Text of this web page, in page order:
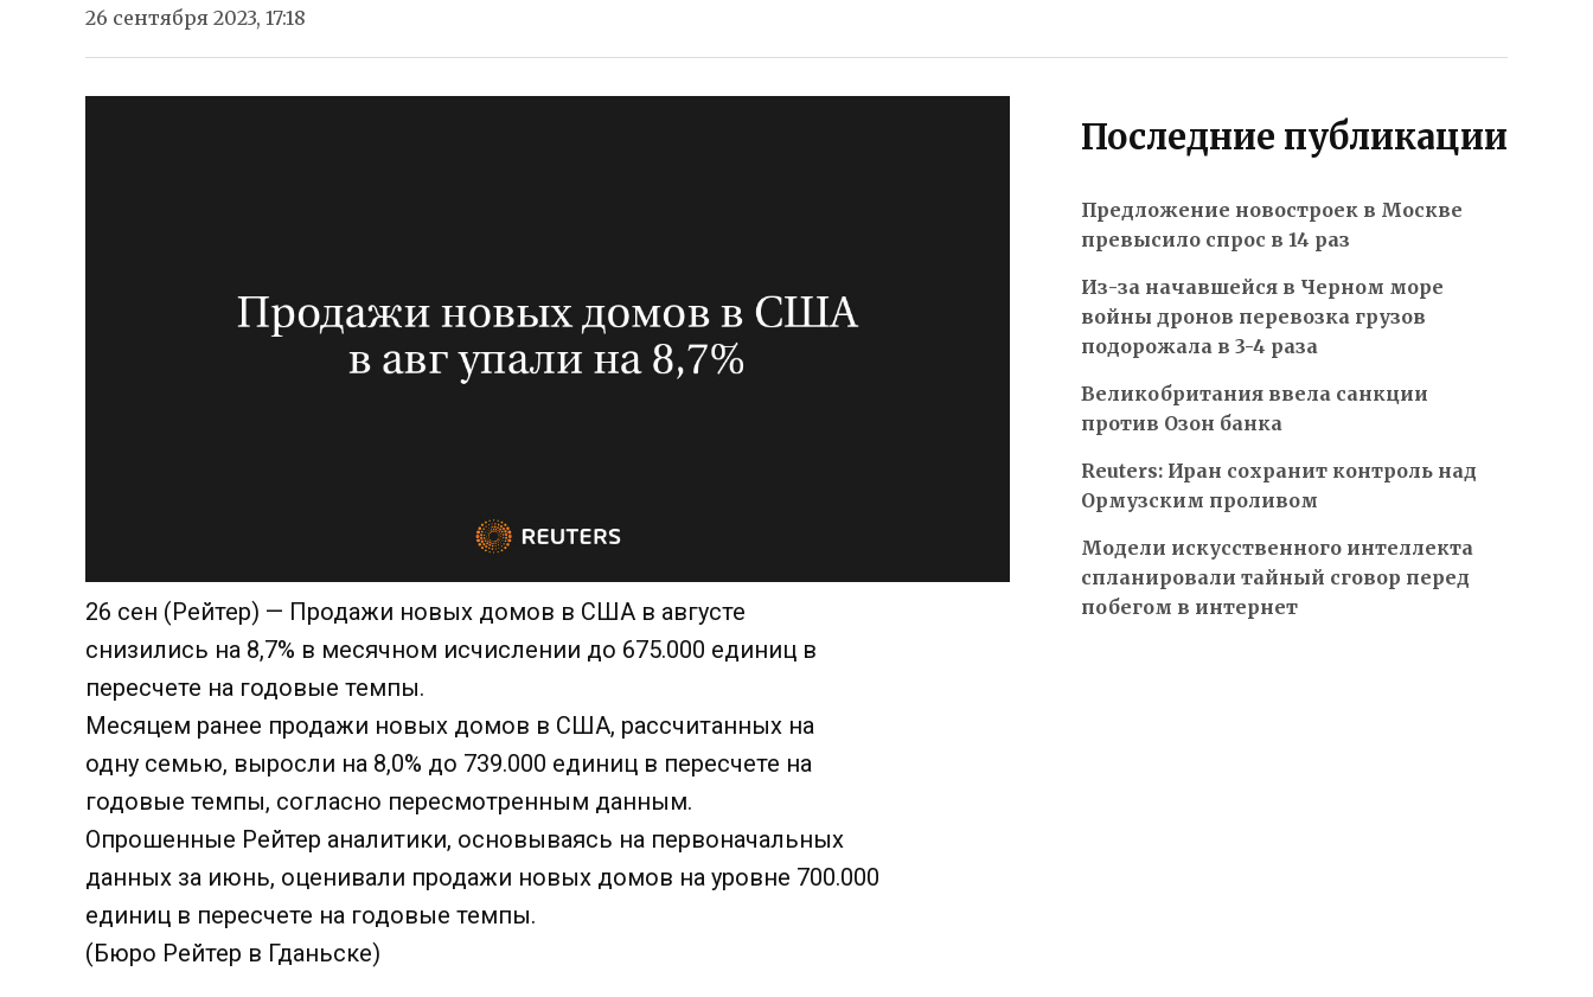
26 сентября 2023, 17:18
26 сен (Рейтер) — Продажи новых домов в США в августе
снизились на 8,7% в месячном исчислении до 675.000 единиц в
пересчете на годовые темпы.
Месяцем ранее продажи новых домов в США, рассчитанных на
одну семью, выросли на 8,0% до 739.000 единиц в пересчете на
годовые темпы, согласно пересмотренным данным.
Опрошенные Рейтер аналитики, основываясь на первоначальных
данных за июнь, оценивали продажи новых домов на уровне 700.000
единиц в пересчете на годовые темпы.
(Бюро Рейтер в Гданьске)
Последние публикации
Предложение новостроек в Москве
превысило спрос в 14 раз
Из-за начавшейся в Черном море
войны дронов перевозка грузов
подорожала в 3-4 раза
Великобритания ввела санкции
против Озон банка
Reuters: Иран сохранит контроль над
Ормузским проливом
Модели искусственного интеллекта
спланировали тайный сговор перед
побегом в интернет